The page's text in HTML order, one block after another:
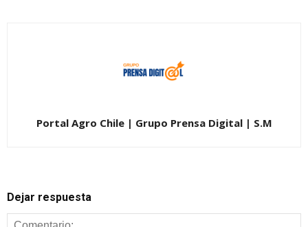
Portal Agro Chile | Grupo Prensa Digital | S.M
Dejar respuesta